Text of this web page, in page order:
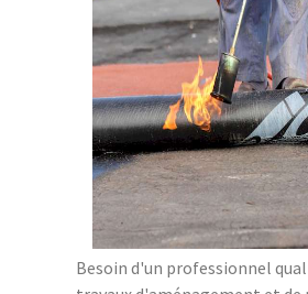
Besoin d'un professionnel